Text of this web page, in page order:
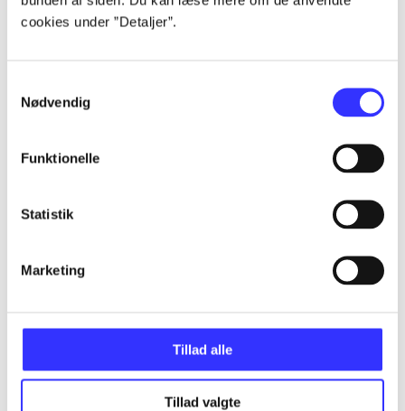
cookies under ”Detaljer”.
Nødvendig
Funktionelle
Statistik
Marketing
Tillad alle
Tillad valgte
Alle registrerede artikler fordelt på udgivelser